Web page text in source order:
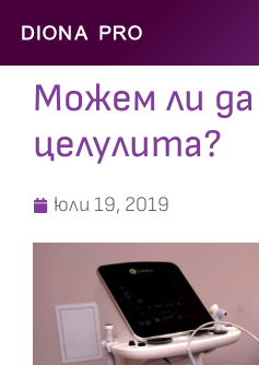
Можем ли
целулита?
юли 19, 2019